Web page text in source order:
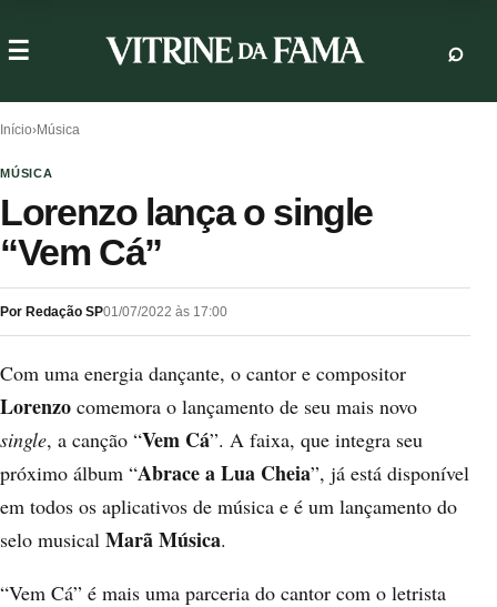
Início›Música
MÚSICA
Lorenzo lança o single
“Vem Cá”
Por Redação SP01/07/2022 às 17:00
Com uma energia dançante, o cantor e compositor
Lorenzo comemora o lançamento de seu mais novo
single, a canção “Vem Cá”. A faixa, que integra seu
próximo álbum “Abrace a Lua Cheia”, já está disponível
em todos os aplicativos de música e é um lançamento do
selo musical Marã Música.
“Vem Cá” é mais uma parceria do cantor com o letrista